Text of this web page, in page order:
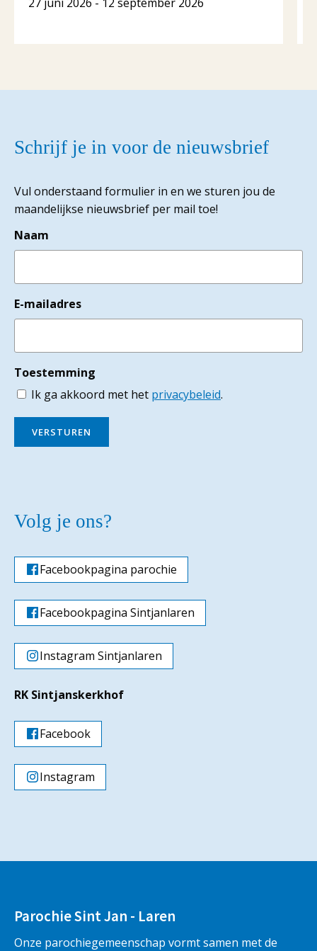
Schrijf je in voor de nieuwsbrief
Vul onderstaand formulier in en we sturen jou de
maandelijkse nieuwsbrief per mail toe!
Naam
E-mailadres
Toestemming
Ik ga akkoord met het privacybeleid.
VERSTUREN
Volg je ons?
Facebookpagina parochie
Facebookpagina Sintjanlaren
Instagram Sintjanlaren
RK Sintjanskerkhof
Facebook
Instagram
Parochie Sint Jan - Laren
Onze parochiegemeenschap vormt samen met de